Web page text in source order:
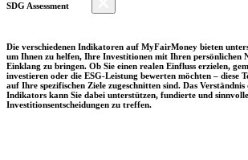
SDG Assessment
Die verschiedenen Indikatoren auf MyFairMoney bieten
um Ihnen zu helfen, Ihre Investitionen mit Ihren persönlichen
Einklang zu bringen. Ob Sie einen realen Einfluss erzielen,
investieren oder die ESG-Leistung bewerten möchten – diese
auf Ihre spezifischen Ziele zugeschnitten sind. Das Verständnis
Indikators kann Sie dabei unterstützen, fundierte und sinnvolle
Investitionsentscheidungen zu treffen.